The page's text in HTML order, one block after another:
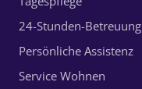
24-Stunden-Betreuung
Persönliche Assistenz
Service Wohnen